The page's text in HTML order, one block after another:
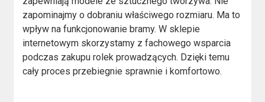
zapominajmy o dobraniu właściwego rozmiaru. Ma to
wpływ na funkcjonowanie bramy. W sklepie
internetowym skorzystamy z fachowego wsparcia
podczas zakupu rolek prowadzących. Dzięki temu
cały proces przebiegnie sprawnie i komfortowo.